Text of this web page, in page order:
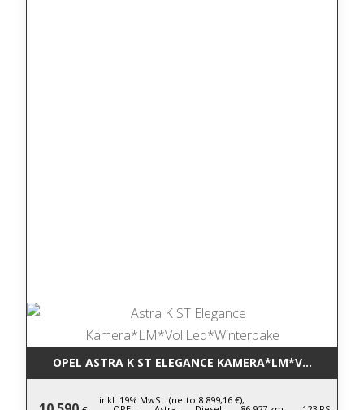
OPEL ASTRA K ST ELEGANCE
inkl. 19% MwSt. (netto 8.899,16 €),